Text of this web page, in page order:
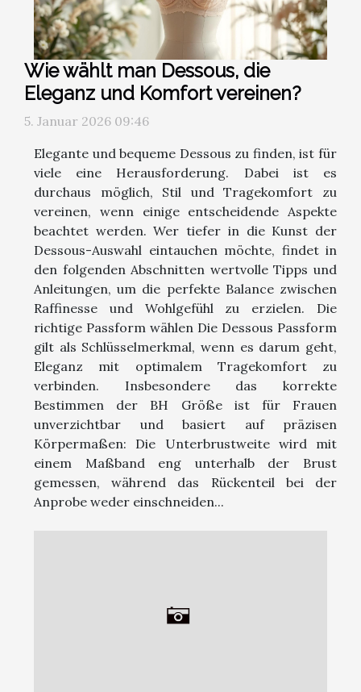
Wie wählt man Dessous, die
Eleganz und Komfort vereinen?
5. Januar 2026 09:46
Elegante und bequeme Dessous zu finden, ist für
viele eine Herausforderung. Dabei ist es
durchaus möglich, Stil und Tragekomfort zu
vereinen, wenn einige entscheidende Aspekte
beachtet werden. Wer tiefer in die Kunst der
Dessous-Auswahl eintauchen möchte, findet in
den folgenden Abschnitten wertvolle Tipps und
Anleitungen, um die perfekte Balance zwischen
Raffinesse und Wohlgefühl zu erzielen. Die
richtige Passform wählen Die Dessous Passform
gilt als Schlüsselmerkmal, wenn es darum geht,
Eleganz mit optimalem Tragekomfort zu
verbinden. Insbesondere das korrekte
Bestimmen der BH Größe ist für Frauen
unverzichtbar und basiert auf präzisen
Körpermaßen: Die Unterbrustweite wird mit
einem Maßband eng unterhalb der Brust
gemessen, während das Rückenteil bei der
Anprobe weder einschneiden...